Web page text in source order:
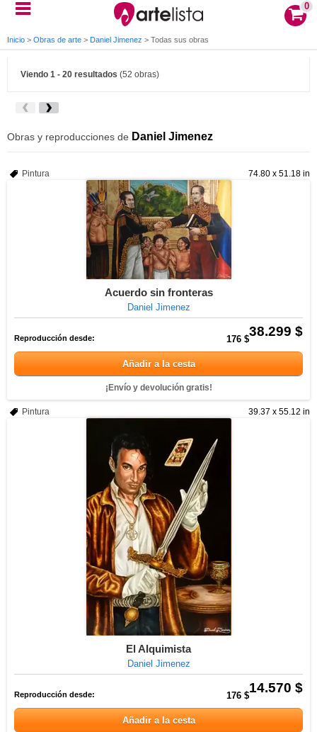
0
Inicio > Obras de arte > Daniel Jimenez > Todas sus obras
Viendo 1 - 20 resultados (52 obras)
Obras y reproducciones de Daniel Jimenez
74.80 x 51.18 in
Pintura
Acuerdo sin fronteras
Daniel Jimenez
38.299 $
Reproducción desde: 176 $
Añadir a la cesta
¡Envío y devolución gratis!
39.37 x 55.12 in
Pintura
El Alquimista
Daniel Jimenez
14.570 $
Reproducción desde: 176 $
Añadir a la cesta